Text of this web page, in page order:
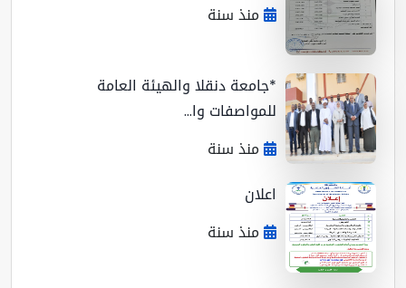
منذ سنة
*جامعة دنقلا والهيئة العامة
للمواصفات وا...
منذ سنة
اعلان
منذ سنة